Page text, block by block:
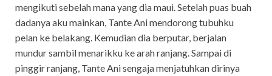
mengikuti sebelah mana yang dia maui. Setelah puas buah
dadanya aku mainkan, Tante Ani mendorong tubuhku
pelan ke belakang. Kemudian dia berputar, berjalan
mundur sambil menarikku ke arah ranjang. Sampai di
pinggir ranjang, Tante Ani sengaja menjatuhkan dirinya